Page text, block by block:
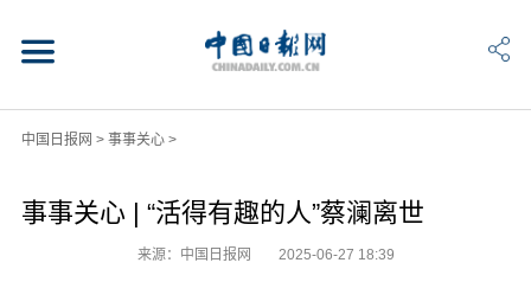
中国日报网 > 事事关心>
事事关心 | “活得有趣的人”蔡澜离世
来源：中国日报网 2025-06-27 18:39